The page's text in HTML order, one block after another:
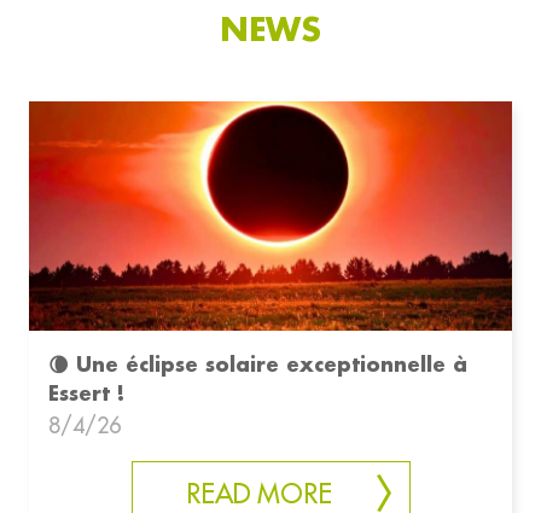
NEWS
🌘 Une éclipse solaire exceptionnelle à
Essert !
8/4/26
READ MORE